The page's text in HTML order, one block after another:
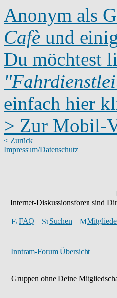
Anonym als
Cafè und
Du möchtest
einfach hier
> Zur Mobil-
< Zurück
Impressum/Datenschutz
Internet-Diskussionsforen sind
FAQ Suchen
Inntram-Forum Übersicht
Gruppen ohne Deine